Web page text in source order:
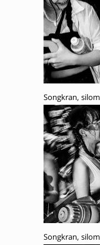
Songkran, silom
Songkran, silom